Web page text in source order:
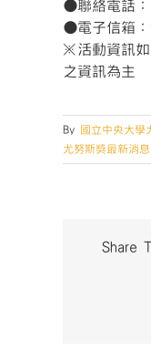
●聯絡電話：
●電子信箱：
※活動資訊如
之資訊為主
By 國立中央大學
尤努斯獎最新消息
Share